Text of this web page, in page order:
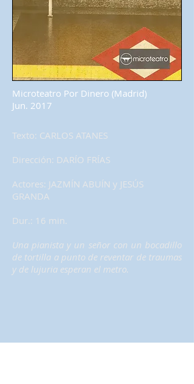
Microteatro Por Dinero (Madrid)
Jun. 2017
Texto: CARLOS ATANES
Dirección: DARÍO FRÍAS
Actores: JAZMÍN ABUÍN y JESÚS
GRANDA
Dur.: 16 min.
Una pianista y un señor con un bocadillo
de tortilla a punto de reventar de traumas
y de lujuria esperan el metro.